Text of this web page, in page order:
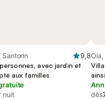
Santorin
9,8
avec jardin et
aux familles
nuit
dès